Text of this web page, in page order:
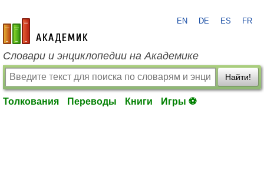
academic.ru
EN DE ES FR
Словари и энциклопедии на Академике
Найти!
Толкования Переводы Книги Игры ⚽